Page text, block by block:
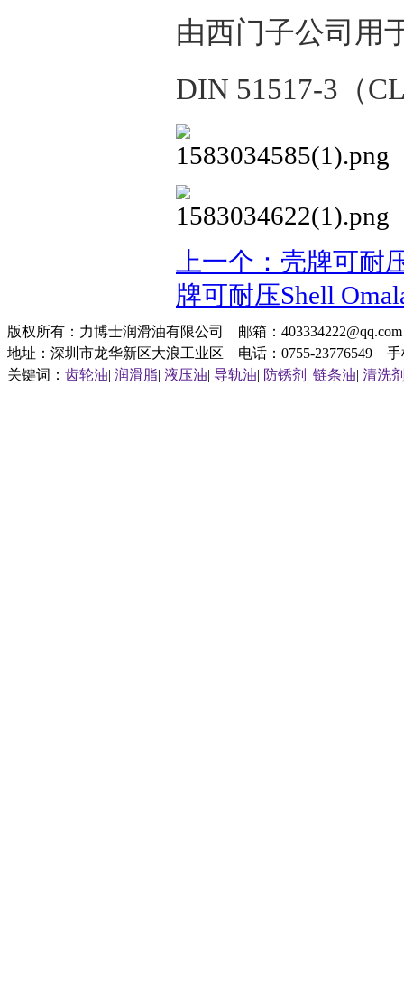
由西门子公司用
DIN 51517-3 （
上一个：壳牌可耐
牌可耐压Shell
版权所有：力博士润滑油有限公司 邮箱：
地址：深圳市龙华新区大浪工业区 电话：0755-23776549 手
关键词： 齿轮油| 润滑脂| 液压油| 导轨油| 防锈剂 | 链条油| 清洗